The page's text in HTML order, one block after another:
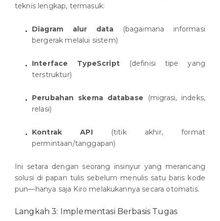
teknis lengkap, termasuk:
Diagram alur data (bagaimana informasi
bergerak melalui sistem)
Interface TypeScript(definisi tipe yang
terstruktur)
Perubahan skema database (migrasi, indeks,
relasi)
Kontrak API(titik akhir, format
permintaan/tanggapan)
Ini setara dengan seorang insinyur yang merancang
solusi di papan tulis sebelum menulis satu baris kode
pun—hanya saja Kiro melakukannya secara otomatis.
Langkah 3: Implementasi Berbasis Tugas